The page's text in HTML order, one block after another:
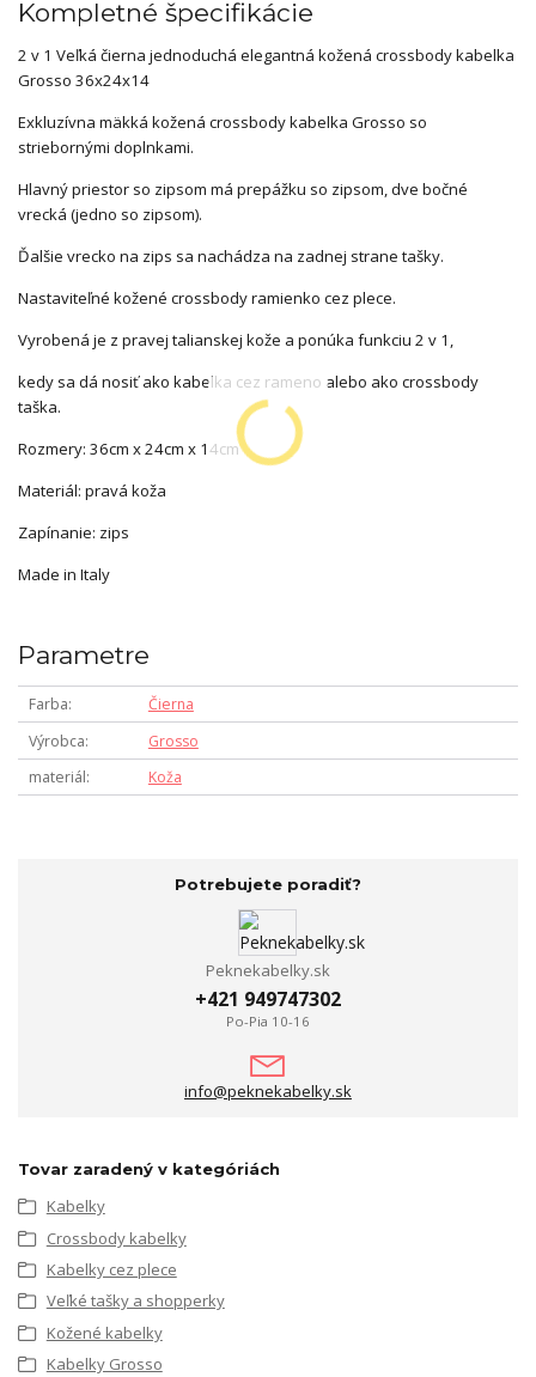
Kompletné špecifikácie
2 v 1 Veľká čierna jednoduchá elegantná kožená crossbody kabelka
Grosso 36x24x14
Exkluzívna mäkká kožená crossbody kabelka Grosso so
striebornými doplnkami.
Hlavný priestor so zipsom má prepážku so zipsom, dve bočné
vrecká (jedno so zipsom).
Ďalšie vrecko na zips sa nachádza na zadnej strane tašky.
Nastaviteľné kožené crossbody ramienko cez plece.
Vyrobená je z pravej talianskej kože a ponúka funkciu 2 v 1,
kedy sa dá nosiť ako kabelka cez rameno alebo ako crossbody
taška.
Rozmery: 36cm x 24cm x 14cm
Materiál: pravá koža
Zapínanie: zips
Made in Italy
Parametre
Farba
Čierna
Výrobca
Grosso
materiál
Koža
Potrebujete poradiť?
Peknekabelky.sk
+421 949747302
Po-Pia 10-16
info@peknekabelky.sk
Tovar zaradený v kategóriách
Kabelky
Crossbody kabelky
Kabelky cez plece
Veľké tašky a shopperky
Kožené kabelky
Kabelky Grosso